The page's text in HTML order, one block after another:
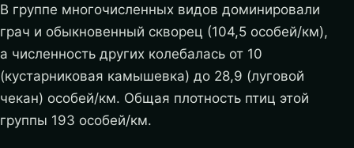
В группе многочисленных видов доминировали
грач и обыкновенный скворец (104,5 особей/км),
а численность других колебалась от 10
(кустарниковая камышевка) до 28,9 (луговой
чекан) особей/км. Общая плотность птиц этой
группы 193 особей/км.